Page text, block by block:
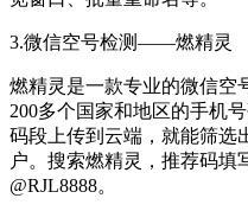
3.微信空号检测——燃精灵
燃精灵是一款专业的微信空
200多个国家和地区的手机
码段上传到云端，就能筛选
户。搜索燃精灵，推荐码填
@RJL8888。